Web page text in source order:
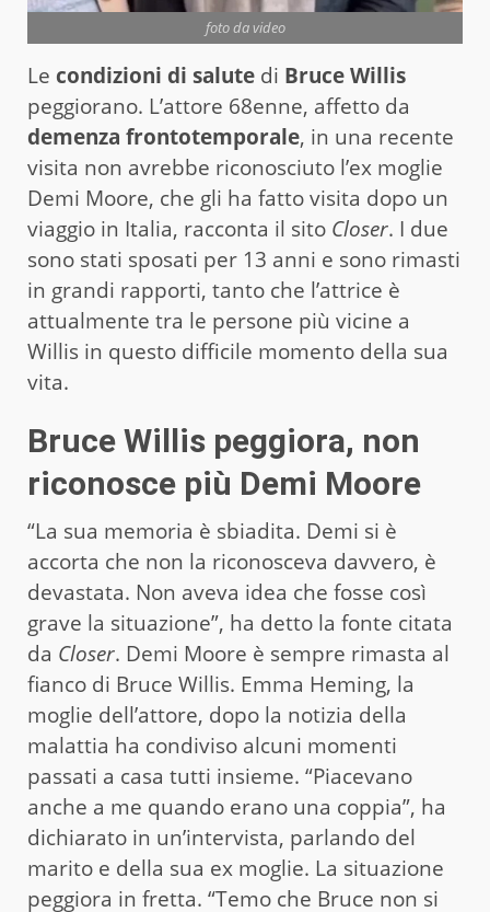
foto da video
Le condizioni di salute di Bruce Willis
peggiorano. L’attore 68enne, affetto da
demenza frontotemporale, in una recente
visita non avrebbe riconosciuto l’ex moglie
Demi Moore, che gli ha fatto visita dopo un
viaggio in Italia, racconta il sito Closer. I due
sono stati sposati per 13 anni e sono rimasti
in grandi rapporti, tanto che l’attrice è
attualmente tra le persone più vicine a
Willis in questo difficile momento della sua
vita.
Bruce Willis peggiora, non
riconosce più Demi Moore
“La sua memoria è sbiadita. Demi si è
accorta che non la riconosceva davvero, è
devastata. Non aveva idea che fosse così
grave la situazione”, ha detto la fonte citata
da Closer. Demi Moore è sempre rimasta al
fianco di Bruce Willis. Emma Heming, la
moglie dell’attore, dopo la notizia della
malattia ha condiviso alcuni momenti
passati a casa tutti insieme. “Piacevano
anche a me quando erano una coppia”, ha
dichiarato in un’intervista, parlando del
marito e della sua ex moglie. La situazione
peggiora in fretta. “Temo che Bruce non si